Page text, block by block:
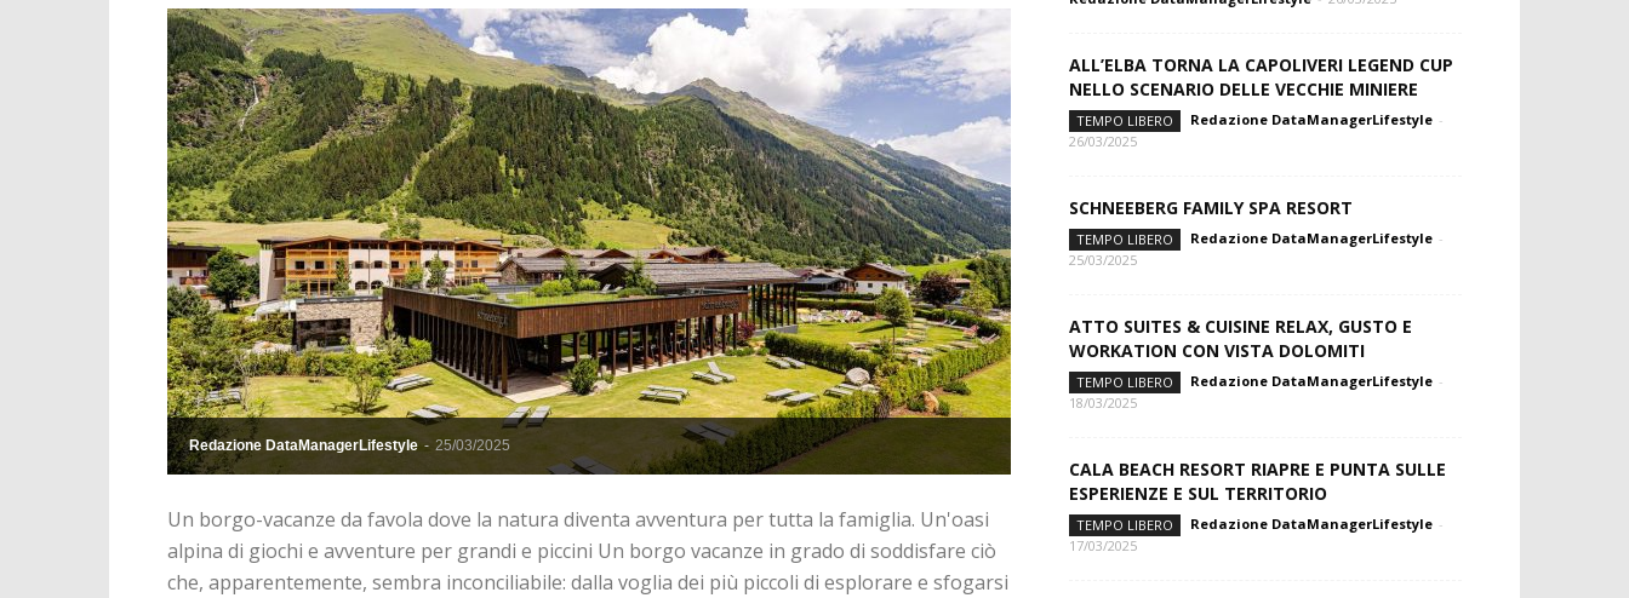
Redazione DataManagerLifestyle - 25/03/2025
Un borgo-vacanze da favola dove la natura diventa avventura per tutta la famiglia. Un'oasi
alpina di giochi e avventure per grandi e piccini Un borgo vacanze in grado di soddisfare ciò
che, apparentemente, sembra inconciliabile: dalla voglia dei più piccoli di esplorare e sfogarsi
ALL’ELBA TORNA LA CAPOLIVERI LEGEND CUP
NELLO SCENARIO DELLE VECCHIE MINIERE
TEMPO LIBERO Redazione DataManagerLifestyle -
26/03/2025
SCHNEEBERG FAMILY SPA RESORT
TEMPO LIBERO Redazione DataManagerLifestyle -
25/03/2025
ATTO SUITES & CUISINE RELAX, GUSTO E
WORKATION CON VISTA DOLOMITI
TEMPO LIBERO Redazione DataManagerLifestyle -
18/03/2025
CALA BEACH RESORT RIAPRE E PUNTA SULLE
ESPERIENZE E SUL TERRITORIO
TEMPO LIBERO Redazione DataManagerLifestyle -
17/03/2025